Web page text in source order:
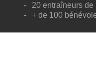
20 entraîneurs
+ de 100